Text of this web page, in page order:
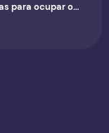
para ocupar o